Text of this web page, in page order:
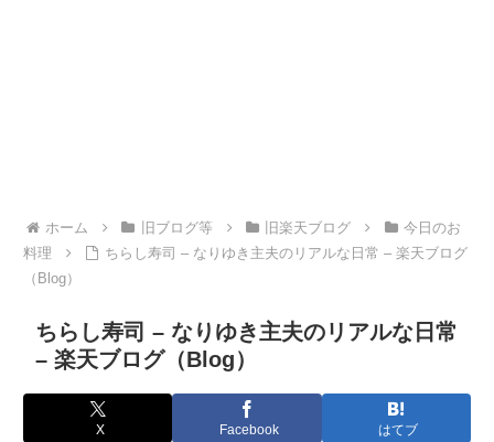
ホーム 旧ブログ等 旧楽天ブログ
今日のお
料理
ちらし寿司 – なりゆき主夫のリアルな日常 – 楽天ブログ
（Blog）
ちらし寿司 – なりゆき主夫のリアルな日常
– 楽天ブログ（Blog）
X Facebook はてブ